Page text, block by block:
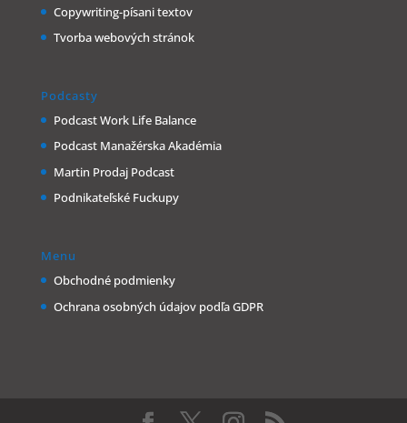
Copywriting-písani textov
Tvorba webových stránok
Podcasty
Podcast Work Life Balance
Podcast Manažérska Akadémia
Martin Prodaj Podcast
Podnikateľské Fuckupy
Menu
Obchodné podmienky
Ochrana osobných údajov podľa GDPR